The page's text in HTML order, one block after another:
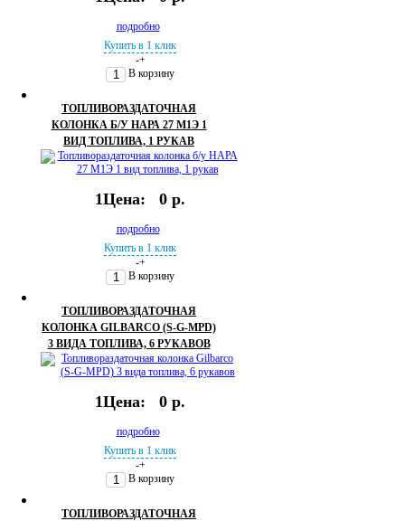
подробно
Купить в 1 клик
-+
В корзину
ТОПЛИВОРАЗДАТОЧНАЯ
КОЛОНКА Б/У НАРА 27 М1Э 1
ВИД ТОПЛИВА, 1 РУКАВ
1Цена: 0 р.
подробно
Купить в 1 клик
-+
В корзину
ТОПЛИВОРАЗДАТОЧНАЯ
КОЛОНКА GILBARCO (S-G-MPD)
3 ВИДА ТОПЛИВА, 6 РУКАВОВ
1Цена: 0 р.
подробно
Купить в 1 клик
-+
В корзину
ТОПЛИВОРАЗДАТОЧНАЯ